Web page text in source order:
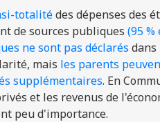
totalitédes dépenses des
de sources publiques (95 %
ne sont pas déclarés dans
mais les parents
supplémentaires. En
et les revenus de
peu d'importance.